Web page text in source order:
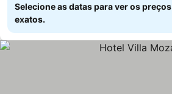
Selecione as datas para ver os preços
exatos.